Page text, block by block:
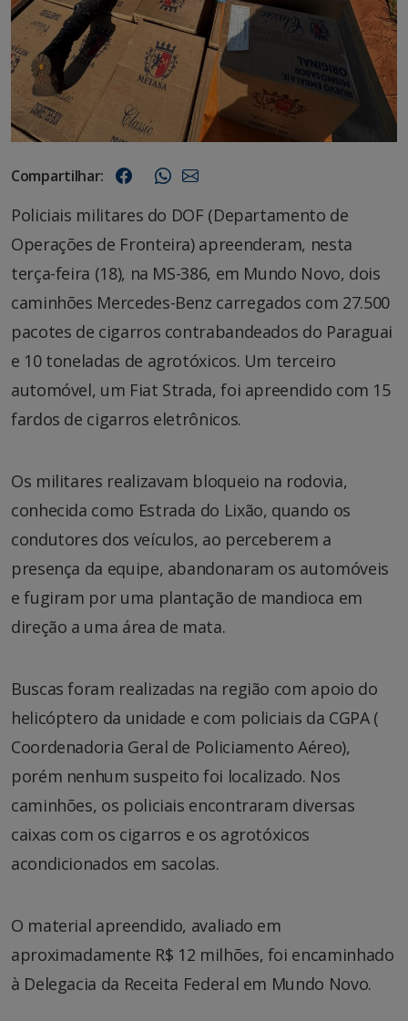
Compartilhar:
Policiais militares do DOF (Departamento de
Operações de Fronteira) apreenderam, nesta
terça-feira (18), na MS-386, em Mundo Novo, dois
caminhões Mercedes-Benz carregados com 27.500
pacotes de cigarros contrabandeados do Paraguai
e 10 toneladas de agrotóxicos. Um terceiro
automóvel, um Fiat Strada, foi apreendido com 15
fardos de cigarros eletrônicos.
Os militares realizavam bloqueio na rodovia,
conhecida como Estrada do Lixão, quando os
condutores dos veículos, ao perceberem a
presença da equipe, abandonaram os automóveis
e fugiram por uma plantação de mandioca em
direção a uma área de mata.
Buscas foram realizadas na região com apoio do
helicóptero da unidade e com policiais da CGPA (
Coordenadoria Geral de Policiamento Aéreo),
porém nenhum suspeito foi localizado. Nos
caminhões, os policiais encontraram diversas
caixas com os cigarros e os agrotóxicos
acondicionados em sacolas.
O material apreendido, avaliado em
aproximadamente R$ 12 milhões, foi encaminhado
à Delegacia da Receita Federal em Mundo Novo.